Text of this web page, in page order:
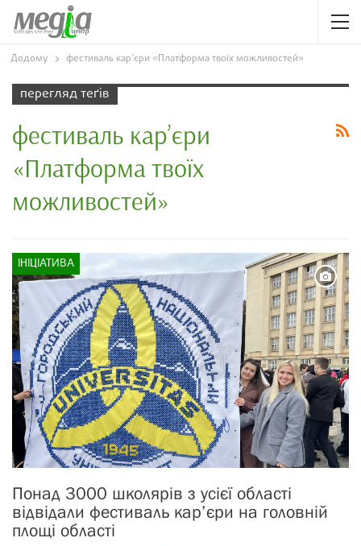
Додому фестиваль кар’єри «Платформа твоїх можливостей»
перегляд теґів
фестиваль кар’єри
«Платформа твоїх
можливостей»
ІНІЦІАТИВА
Понад 3000 школярів з усієї області
відвідали фестиваль кар’єри на головній
площі області